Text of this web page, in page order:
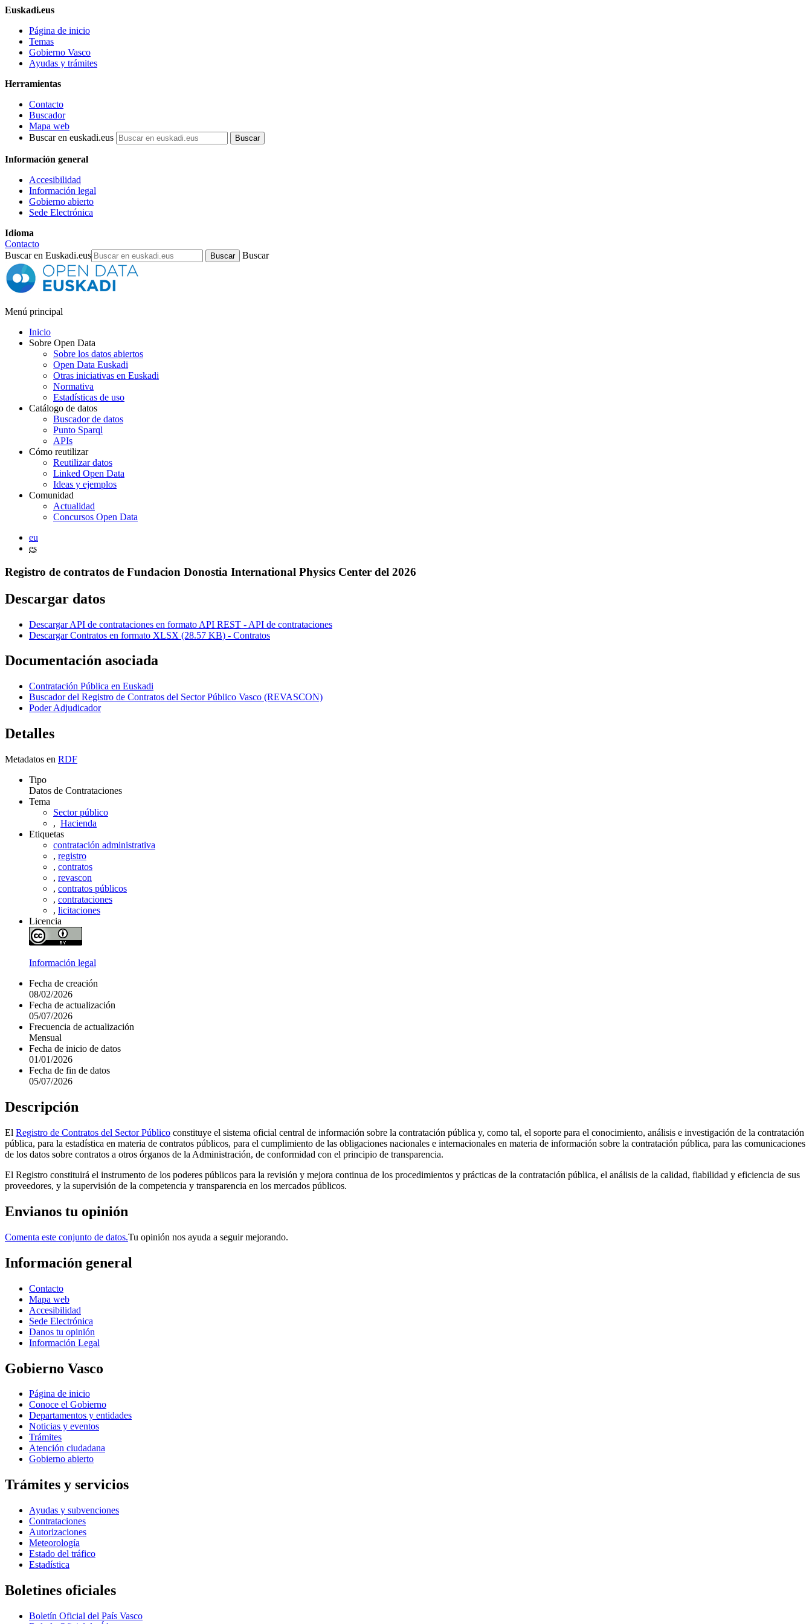
Euskadi.eus
Página de inicio
Temas
Gobierno Vasco
Ayudas y trámites
Herramientas
Contacto
Buscador
Mapa web
Buscar en euskadi.eus
Información general
Accesibilidad
Información legal
Gobierno abierto
Sede Electrónica
Idioma
Contacto
Buscar en Euskadi.eus
Buscar
Menú principal
Inicio
Sobre Open Data
Sobre los datos abiertos
Open Data Euskadi
Otras iniciativas en Euskadi
Normativa
Estadísticas de uso
Catálogo de datos
Buscador de datos
Punto Sparql
APIs
Cómo reutilizar
Reutilizar datos
Linked Open Data
Ideas y ejemplos
Comunidad
Actualidad
Concursos Open Data
eu
es
Registro de contratos de Fundacion Donostia International Physics Center del 2026
Descargar datos
Descargar API de contrataciones en formato API REST - API de contrataciones
Descargar Contratos en formato XLSX (28.57 KB) - Contratos
Documentación asociada
Contratación Pública en Euskadi
Buscador del Registro de Contratos del Sector Público Vasco (REVASCON)
Poder Adjudicador
Detalles
Metadatos en RDF
Tipo
Datos de Contrataciones
Tema
Sector público
, Hacienda
Etiquetas
contratación administrativa
, registro
, contratos
, revascon
, contratos públicos
, contrataciones
, licitaciones
Licencia
Información legal
Fecha de creación
08/02/2026
Fecha de actualización
05/07/2026
Frecuencia de actualización
Mensual
Fecha de inicio de datos
01/01/2026
Fecha de fin de datos
05/07/2026
Descripción
El Registro de Contratos del Sector Público constituye el sistema oficial central de información sobre la contratación pública y, como tal, el soporte para el conocimiento, análisis e investigación de la contratación
pública, para la estadística en materia de contratos públicos, para el cumplimiento de las obligaciones nacionales e internacionales en materia de información sobre la contratación pública, para las comunicaciones
de los datos sobre contratos a otros órganos de la Administración, de conformidad con el principio de transparencia.
El Registro constituirá el instrumento de los poderes públicos para la revisión y mejora continua de los procedimientos y prácticas de la contratación pública, el análisis de la calidad, fiabilidad y eficiencia de sus
proveedores, y la supervisión de la competencia y transparencia en los mercados públicos.
Envianos tu opinión
Comenta este conjunto de datos.Tu opinión nos ayuda a seguir mejorando.
Información general
Contacto
Mapa web
Accesibilidad
Sede Electrónica
Danos tu opinión
Información Legal
Gobierno Vasco
Página de inicio
Conoce el Gobierno
Departamentos y entidades
Noticias y eventos
Trámites
Atención ciudadana
Gobierno abierto
Trámites y servicios
Ayudas y subvenciones
Contrataciones
Autorizaciones
Meteorología
Estado del tráfico
Estadística
Boletines oficiales
Boletín Oficial del País Vasco